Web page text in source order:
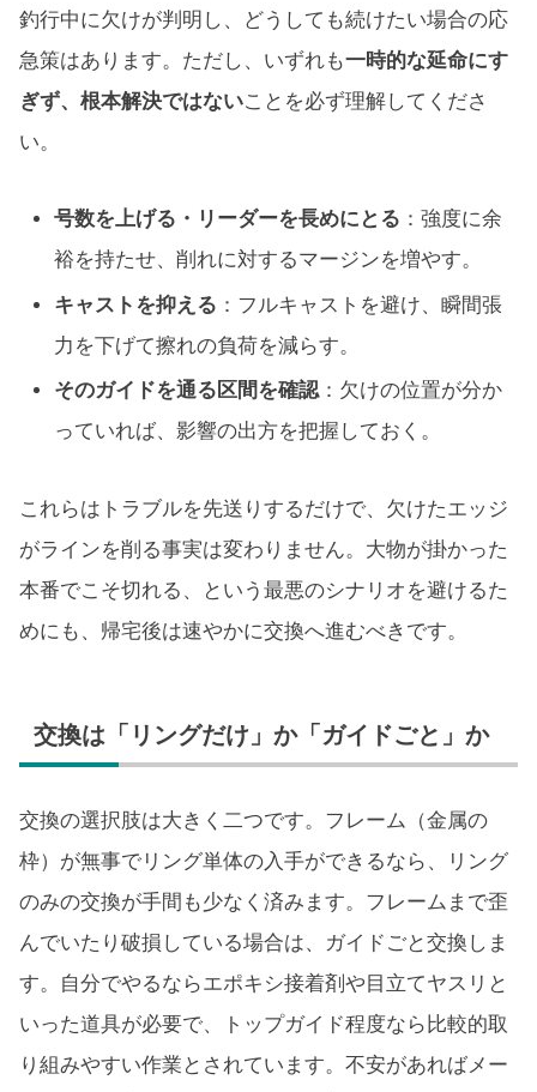
釣行中に欠けが判明し、どうしても続けたい場合の応
急策はあります。ただし、いずれも一時的な延命にす
ぎず、根本解決ではないことを必ず理解してくださ
い。
号数を上げる・リーダーを長めにとる ：強度に余
裕を持たせ、削れに対するマージンを増やす。
キャストを抑える ：フルキャストを避け、瞬間張
力を下げて擦れの負荷を減らす。
そのガイドを通る区間を確認：欠けの位置が分か
っていれば、影響の出方を把握しておく。
これらはトラブルを先送りするだけで、欠けたエッジ
がラインを削る事実は変わりません。大物が掛かった
本番でこそ切れる、という最悪のシナリオを避けるた
めにも、帰宅後は速やかに交換へ進むべきです。
交換は「リングだけ」か「ガイドごと」か
交換の選択肢は大きく二つです。フレーム（金属の
枠）が無事でリング単体の入手ができるなら、リング
のみの交換が手間も少なく済みます。フレームまで歪
んでいたり破損している場合は、ガイドごと交換しま
す。自分でやるならエポキシ接着剤や目立てヤスリと
いった道具が必要で、トップガイド程度なら比較的取
り組みやすい作業とされています。不安があればメー